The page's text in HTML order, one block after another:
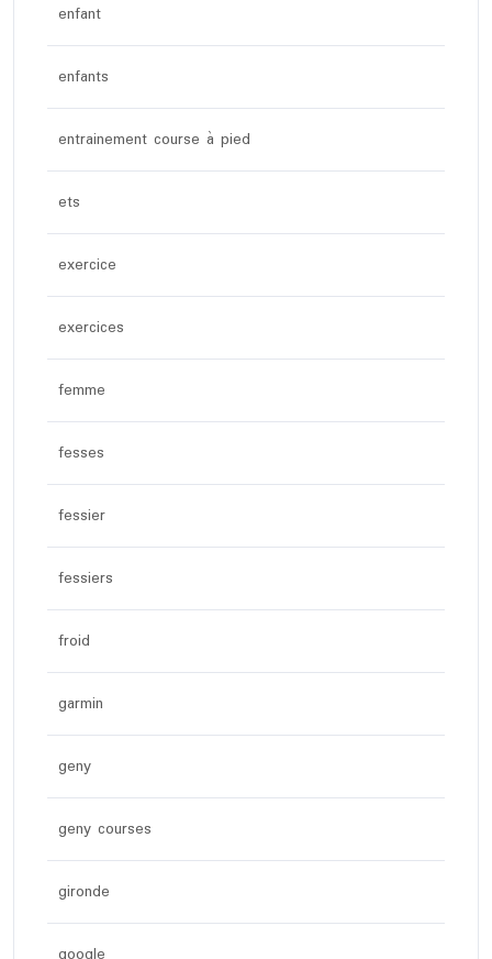
enfant
enfants
entrainement course à pied
ets
exercice
exercices
femme
fesses
fessier
fessiers
froid
garmin
geny
geny courses
gironde